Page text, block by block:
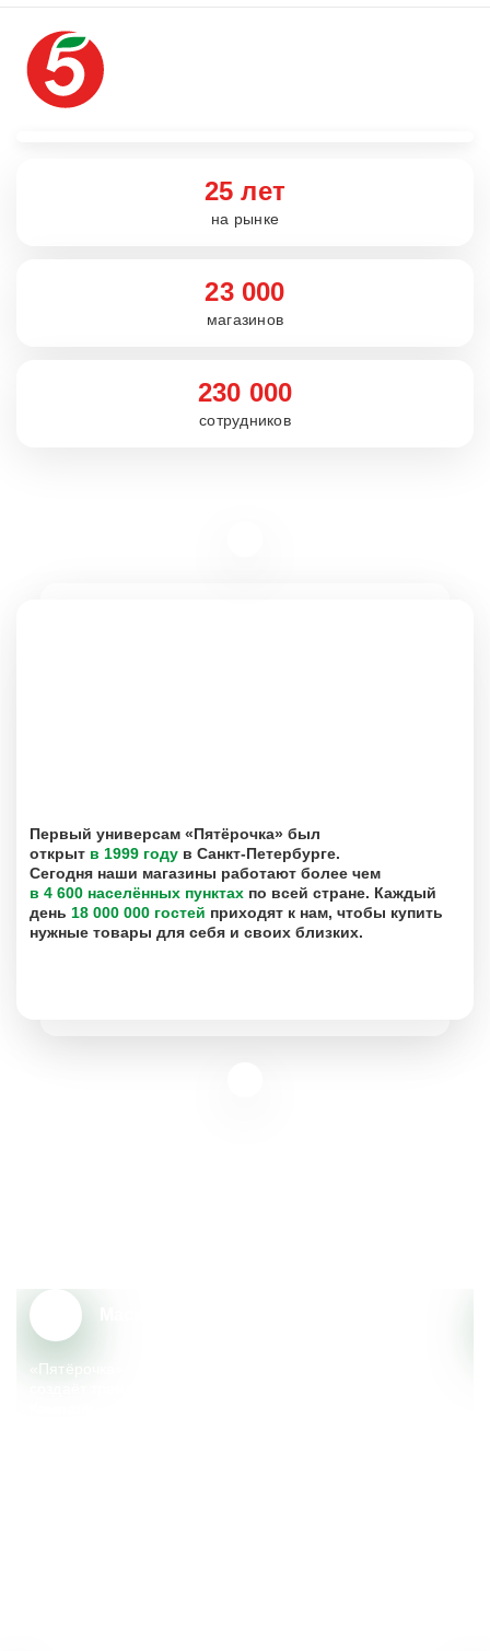
25 лет
на рынке
23 000
магазинов
230 000
сотрудников
Первый универсам «Пятёрочка» был
открыт в 1999 году в Санкт-Петербурге.
Сегодня наши магазины работают более чем
в 4 600 населённых пунктах по всей стране. Каждый
день 18 000 000 гостей приходят к нам, чтобы купить
нужные товары для себя и своих близких.
«Пятёрочка» – крупный федеральный ритейлер, который